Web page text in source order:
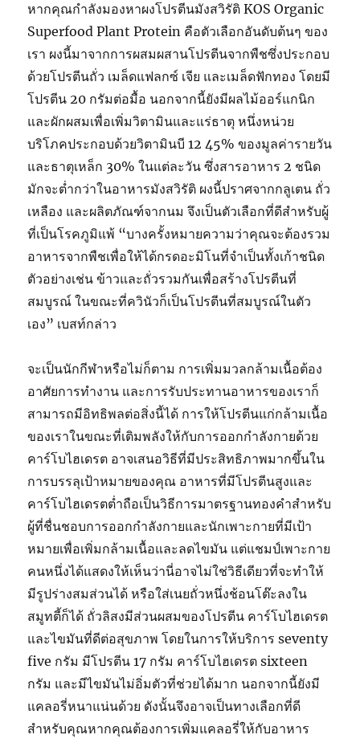
หากคุณกำลังมองหาผงโปรตีนมังสวิรัติ KOS Organic
Superfood Plant Protein คือตัวเลือกอันดับต้นๆ ของ
เรา ผงนี้มาจากการผสมผสานโปรตีนจากพืชซึ่งประกอบ
ด้วยโปรตีนถั่ว เมล็ดแฟลกซ์ เจีย และเมล็ดฟักทอง โดยมี
โปรตีน 20 กรัมต่อมื้อ นอกจากนี้ยังมีผลไม้ออร์แกนิก
และผักผสมเพื่อเพิ่มวิตามินและแร่ธาตุ หนึ่งหน่วย
บริโภคประกอบด้วยวิตามินบี 12 45% ของมูลค่ารายวัน
และธาตุเหล็ก 30% ในแต่ละวัน ซึ่งสารอาหาร 2 ชนิด
มักจะต่ำกว่าในอาหารมังสวิรัติ ผงนี้ปราศจากกลูเตน ถั่ว
เหลือง และผลิตภัณฑ์จากนม จึงเป็นตัวเลือกที่ดีสำหรับผู้
ที่เป็นโรคภูมิแพ้ “บางครั้งหมายความว่าคุณจะต้องรวม
อาหารจากพืชเพื่อให้ได้กรดอะมิโนที่จำเป็นทั้งเก้าชนิด
ตัวอย่างเช่น ข้าวและถั่วรวมกันเพื่อสร้างโปรตีนที่
สมบูรณ์ ในขณะที่ควินัวก็เป็นโปรตีนที่สมบูรณ์ในตัว
เอง” เบสท์กล่าว
จะเป็นนักกีฬาหรือไม่ก็ตาม การเพิ่มมวลกล้ามเนื้อต้อง
อาศัยการทำงาน และการรับประทานอาหารของเราก็
สามารถมีอิทธิพลต่อสิ่งนี้ได้ การให้โปรตีนแก่กล้ามเนื้อ
ของเราในขณะที่เติมพลังให้กับการออกกำลังกายด้วย
คาร์โบไฮเดรต อาจเสนอวิธีที่มีประสิทธิภาพมากขึ้นใน
การบรรลุเป้าหมายของคุณ อาหารที่มีโปรตีนสูงและ
คาร์โบไฮเดรตต่ำถือเป็นวิธีการมาตรฐานทองคำสำหรับ
ผู้ที่ชื่นชอบการออกกำลังกายและนักเพาะกายที่มีเป้า
หมายเพื่อเพิ่มกล้ามเนื้อและลดไขมัน แต่แชมป์เพาะกาย
คนหนึ่งได้แสดงให้เห็นว่านี่อาจไม่ใช่วิธีเดียวที่จะทำให้
มีรูปร่างสมส่วนได้ หรือใส่เนยถั่วหนึ่งช้อนโต๊ะลงใน
สมูทตี้ก็ได้ ถั่วลิสงมีส่วนผสมของโปรตีน คาร์โบไฮเดรต
และไขมันที่ดีต่อสุขภาพ โดยในการให้บริการ seventy
five กรัม มีโปรตีน 17 กรัม คาร์โบไฮเดรต sixteen
กรัม และมีไขมันไม่อิ่มตัวที่ช่วยได้มาก นอกจากนี้ยังมี
แคลอรี่หนาแน่นด้วย ดังนั้นจึงอาจเป็นทางเลือกที่ดี
สำหรับคุณหากคุณต้องการเพิ่มแคลอรี่ให้กับอาหาร